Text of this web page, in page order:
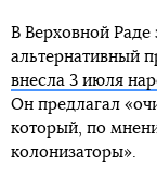
В Верховной Раде
альтернативный
внесла 3 июля
Он предлагал
который, по
колонизаторы».